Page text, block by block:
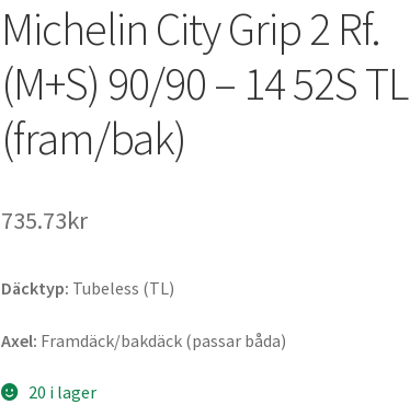
Michelin City Grip 2 Rf.
(M+S) 90/90 – 14 52S TL
(fram/bak)
735.73kr
Däcktyp: Tubeless (TL)
Axel: Framdäck/bakdäck (passar båda)
20 i lager